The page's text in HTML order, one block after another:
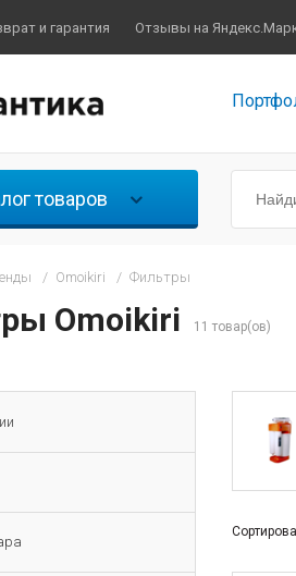
и гарантия Отзывы на
товаров
/ Omoikiri / Фильтры
Omoikiri 11 товар(ов)